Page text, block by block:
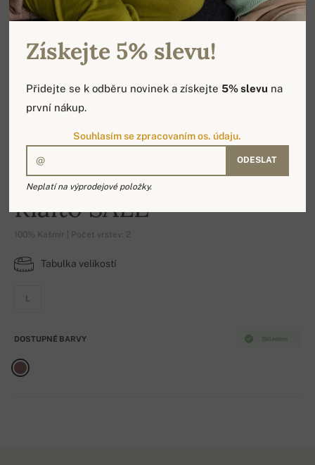
-16%
Rialto SALE
100% Kašmír | Počet vrstev: 2
Tabulka velikostí
L
Skladem
DOSTUPNÉ BARVY
Získejte 5% slevu!
Přidejte se k odběru novinek a získejte5% slevu na
první nákup.
Souhlasím se zpracovaním os. údaju.
ODESLAT
Neplatí na výprodejové položky.